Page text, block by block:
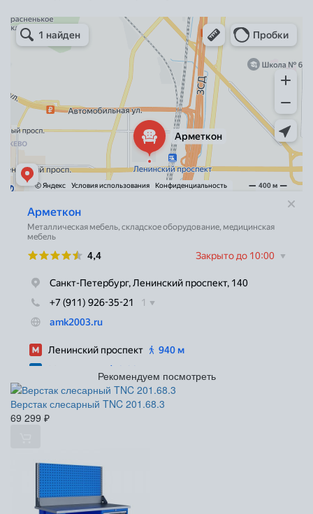
Арметкон
Металлическая мебель в Санкт‑Петербурге
Торговое оборудование в Санкт‑Петербурге
Рекомендуем посмотреть
Верстак слесарный TNC 201.68.3
69 299 ₽